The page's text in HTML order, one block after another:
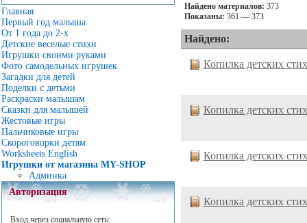
Главная
Первый год малыша
От 1 года до 2-х
Детские веселые стихи
Игрушки своими руками
Фото самодельных игрушек
Загадки для детей
Поделки с детьми
Раскраски малышам
Сказки для малышей
Жестовые игры
Пальчиковые игры
Скороговорки детям
Worksheets English
Игрушки от магазина MY-SHOP
Админка
Авторизация
Вход через социальную сеть:
Найдено материалов: 373
Показаны: 361 — 373
Найдено:
Копилка детских
Копилка детских
Копилка детских
Копилка детских